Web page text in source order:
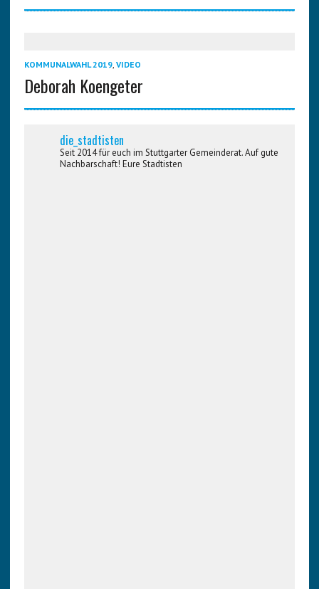
KOMMUNALWAHL 2019, VIDEO
Deborah Koengeter
die_stadtisten
Seit 2014 für euch im Stuttgarter Gemeinderat. Auf gute
Nachbarschaft! Eure Stadtisten